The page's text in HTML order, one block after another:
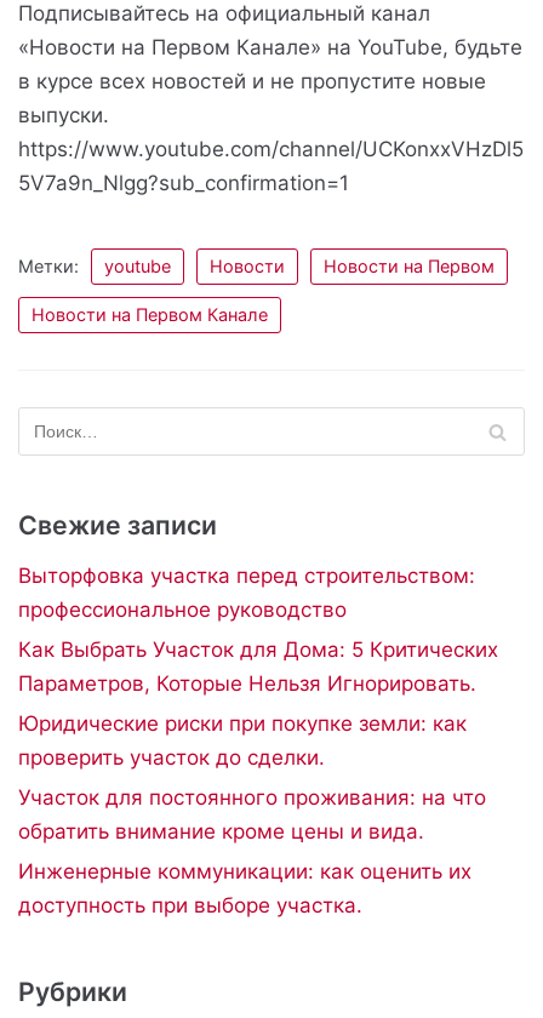
Подписывайтесь на официальный канал
«Новости на Первом Канале» на YouTube, будьте
в курсе всех новостей и не пропустите новые
выпуски.
https://www.youtube.com/channel/UCKonxxVHzDl5
5V7a9n_Nlgg?sub_confirmation=1
Метки: youtube Новости Новости на Первом
Новости на Первом Канале
Свежие записи
Выторфовка участка перед строительством:
профессиональное руководство
Как Выбрать Участок для Дома: 5 Критических
Параметров, Которые Нельзя Игнорировать.
Юридические риски при покупке земли: как
проверить участок до сделки.
Участок для постоянного проживания: на что
обратить внимание кроме цены и вида.
Инженерные коммуникации: как оценить их
доступность при выборе участка.
Рубрики